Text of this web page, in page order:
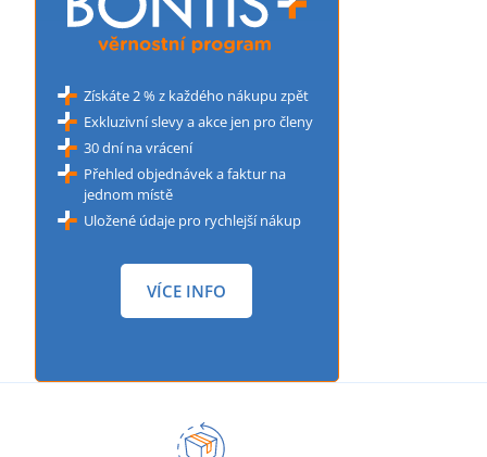
Získáte 2 % z každého nákupu zpět
Exkluzivní slevy a akce jen pro členy
30 dní na vrácení
Přehled objednávek a faktur na
jednom místě
Uložené údaje pro rychlejší nákup
VÍCE INFO